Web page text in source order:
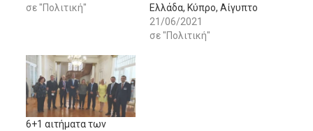
σε "Πολιτική"
Ελλάδα, Κύπρο, Αίγυπτο
21/06/2021
σε "Πολιτική"
6+1 αιτήματα των